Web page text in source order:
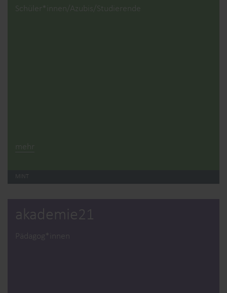
Schüler*innen/Azubis/Studierende
mehr
MINT
akademie21
Pädagog*innen